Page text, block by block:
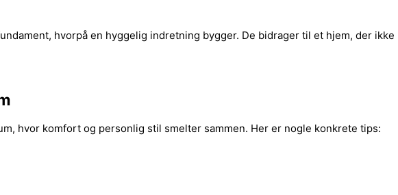
hvorpå en hyggelig indretning bygger. De bidrager til et hjem, der
hvor komfort og personlig stil smelter sammen. Her er nogle konkrete tips: